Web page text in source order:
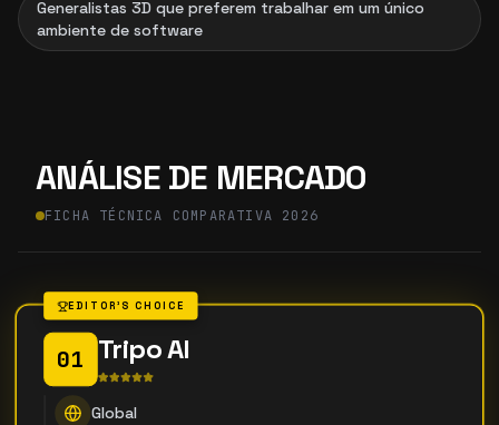
Generalistas 3D que preferem trabalhar em um único
ambiente de software
ANÁLISE DE MERCADO
FICHA TÉCNICA COMPARATIVA 2026
EDITOR'S CHOICE
01 Tripo AI
Global